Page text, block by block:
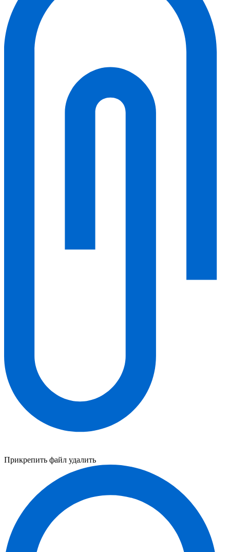
Прикрепить файл удалить